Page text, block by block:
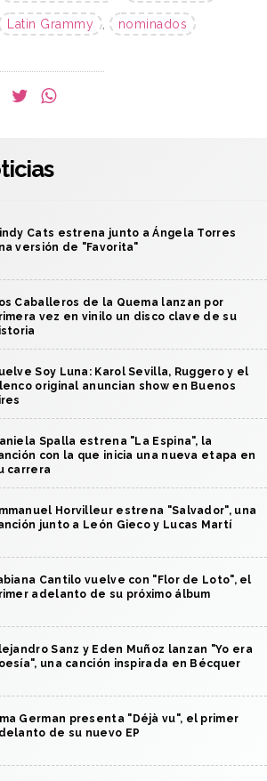
Latin Grammy , nominados
Cats estrena junto a Ángela Torres
versión de "Favorita"
Caballeros de la Quema lanzan por
vez en vinilo un disco clave de su
Soy Luna: Karol Sevilla, Ruggero y el
original anuncian show en Buenos
Spalla estrena "La Espina", la
con la que inicia una nueva etapa en
carrera
Horvilleur estrena "Salvador", una
junto a León Gieco y Lucas Martí
Cantilo vuelve con "Flor de Loto", el
adelanto de su próximo álbum
Sanz y Eden Muñoz lanzan "Yo era
una canción inspirada en Bécquer
German presenta "Déjà vu", el primer
de su nuevo EP